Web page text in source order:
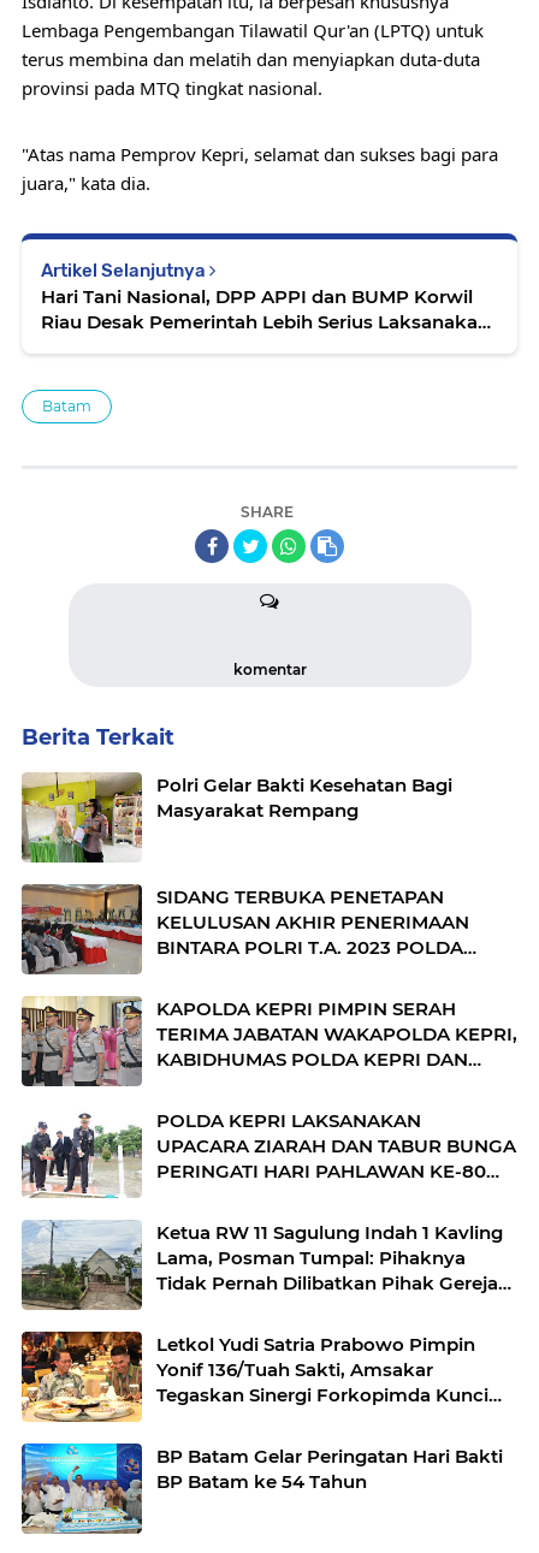
Lembaga Pengembangan Tilawatil Qur'an (LPTQ) untuk
terus membina dan melatih dan menyiapkan duta-duta
provinsi pada MTQ tingkat nasional.
"Atas nama Pemprov Kepri, selamat dan sukses bagi para
juara," kata dia.
Artikel Selanjutnya
Hari Tani Nasional, DPP APPI dan BUMP Korwil
Riau Desak Pemerintah Lebih Serius Laksanakan
Batam
SHARE
komentar
Berita Terkait
Polri Gelar Bakti Kesehatan Bagi
Masyarakat Rempang
SIDANG TERBUKA PENETAPAN
KELULUSAN AKHIR PENERIMAAN
BINTARA POLRI T.A. 2023 POLDA
KAPOLDA KEPRI PIMPIN SERAH
TERIMA JABATAN WAKAPOLDA KEPRI,
KABIDHUMAS POLDA KEPRI DAN
POLDA KEPRI LAKSANAKAN
UPACARA ZIARAH DAN TABUR BUNGA
PERINGATI HARI PAHLAWAN KE-80
Ketua RW 11 Sagulung Indah 1 Kavling
Lama, Posman Tumpal: Pihaknya
Tidak Pernah Dilibatkan Pihak Gereja
Nafkah Disana
Letkol Yudi Satria Prabowo Pimpin
Yonif 136/Tuah Sakti, Amsakar
Tegaskan Sinergi Forkopimda Kunci
BP Batam Gelar Peringatan Hari Bakti
BP Batam ke 54 Tahun